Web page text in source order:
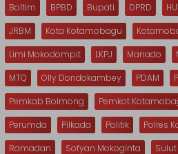
Boltim
BPBD Bupati DPRD
JRBM
Kota Kotamobagu
Limi Mokodompit
LKPJ Manado
MTQ
Olly Dondokambey PDAM
Pemkab Bolmong
Pemkot
Perumda
Pilkada Politik Polres
Ramadan
Sofyan Mokoginta
Sulut